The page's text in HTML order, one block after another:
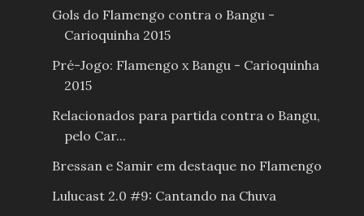
Gols do Flamengo contra o Bangu -
Carioquinha 2015
Pré-Jogo: Flamengo x Bangu - Carioquinha
2015
Relacionados para partida contra o Bangu,
pelo Car...
Bressan e Samir em destaque no Flamengo
Lulucast 2.0 #9: Cantando na Chuva